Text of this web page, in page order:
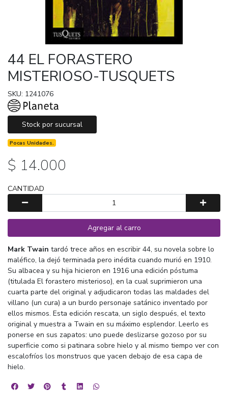
44 EL FORASTERO
MISTERIOSO-TUSQUETS
SKU: 1241076
Stock por sucursal
Pocas Unidades.
$ 14.000
CANTIDAD
Agregar al carro
Mark Twain tardó trece años en escribir 44, su novela sobre lo
maléfico, la dejó terminada pero inédita cuando murió en 1910.
Su albacea y su hija hicieron en 1916 una edición póstuma
(titulada El forastero misterioso), en la cual suprimieron una
cuarta parte del original y adjudicaron todas las maldades del
villano (un cura) a un burdo personaje satánico inventado por
ellos mismos. Esta edición rescata, un siglo después, el texto
original y muestra a Twain en su máximo esplendor. Leerlo es
ponerse en sus zapatos: uno puede deslizarse gozoso por su
superficie como si patinara sobre hielo y al mismo tiempo ver con
escalofríos los monstruos que yacen debajo de esa capa de
hielo.